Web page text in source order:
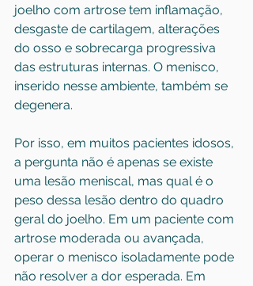
joelho com artrose tem inflamação,
desgaste de cartilagem, alterações
do osso e sobrecarga progressiva
das estruturas internas. O menisco,
inserido nesse ambiente, também se
degenera.
Por isso, em muitos pacientes idosos,
a pergunta não é apenas se existe
uma lesão meniscal, mas qual é o
peso dessa lesão dentro do quadro
geral do joelho. Em um paciente com
artrose moderada ou avançada,
operar o menisco isoladamente pode
não resolver a dor esperada. Em